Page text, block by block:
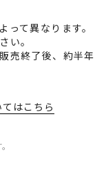
て異なります。
い。
売終了後、約半年
はこちら